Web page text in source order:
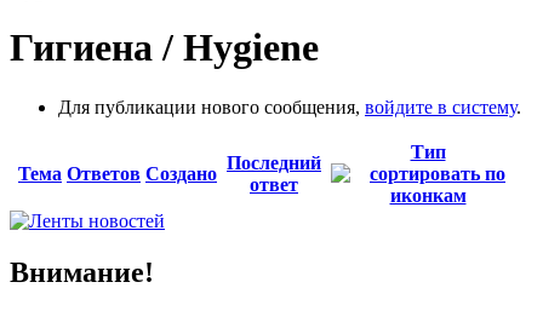
Гигиена / Hygiene
Для публикации нового сообщения, войдите в систему.
Тема Ответов Создано
Последний
ответ
Тип
Внимание!